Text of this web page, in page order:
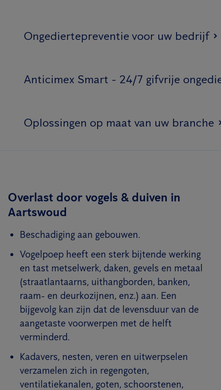
Ongediertepreventie voor uw bedrijf
Anticimex Smart - 24/7 gifvrije
Oplossingen op maat van uw branche
Overlast door vogels & duiven in
Aartswoud
Beschadiging aan gebouwen.
Vogelpoep heeft een sterk bijtende werking
en tast metselwerk, daken, gevels en metaal
(straatlantaarns, uithangborden, banken,
raam- en deurkozijnen, enz.) aan. Een
bijgevolg kan zijn dat de levensduur van de
aangetaste voorwerpen met de helft
verminderd.
Kadavers, nesten, veren en uitwerpselen
verzamelen zich in regengoten,
ventilatiekanalen, goten, schoorstenen,